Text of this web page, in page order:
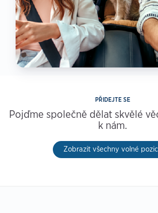
PŘIDEJTE SE
Pojďme společně dělat skvělé
k nám.
Zobrazit všechny volné